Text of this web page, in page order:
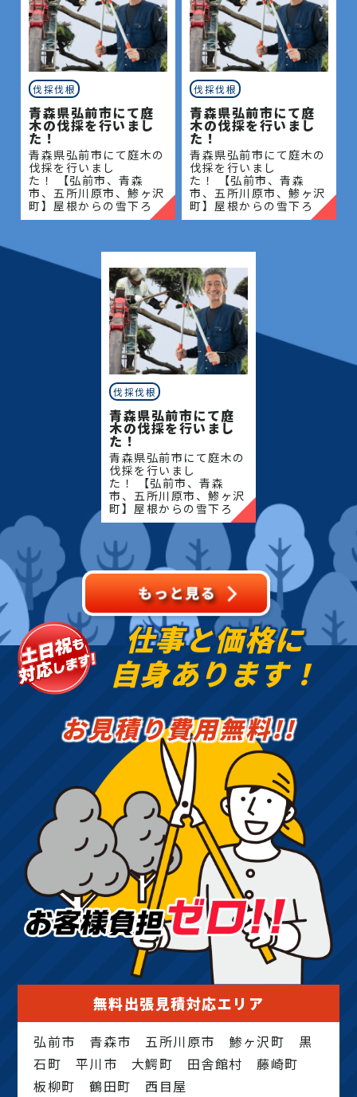
伐採伐根
青森県弘前市にて庭
木の伐採を行いまし
た！
青森県弘前市にて庭木の
伐採を行いまし
た！ 【弘前市、青森
市、五所川原市、鯵ヶ沢
町】屋根からの雪下ろ
し・除雪・排雪などの作
定・草刈りなどのお庭の
こと、造園・
伐採伐根
青森県弘前市にて庭
木の伐採を行いまし
た！
青森県弘前市にて庭木の
伐採を行いまし
た！ 【弘前市、青森
市、五所川原市、鯵ヶ沢
町】屋根からの雪下ろ
し・除雪・排雪などの作
定・草刈りなどのお庭の
こと、造園・
伐採伐根
青森県弘前市にて庭
木の伐採を行いまし
た！
青森県弘前市にて庭木の
伐採を行いまし
た！ 【弘前市、青森
市、五所川原市、鯵ヶ沢
町】屋根からの雪下ろ
し・除雪・排雪などの作
業もお任せください！地
域密着で伐採・抜根・剪
定・草刈りなどのお庭の
こと、造園・
仕事と価格に
自身あります！
お見積り費用無料!!
無料出張見積対応エリア
弘前市 青森市 五所川原市 鯵ヶ沢町 黒
石町 平川市 大鰐町 田舎館村 藤崎町
板柳町 鶴田町 西目屋